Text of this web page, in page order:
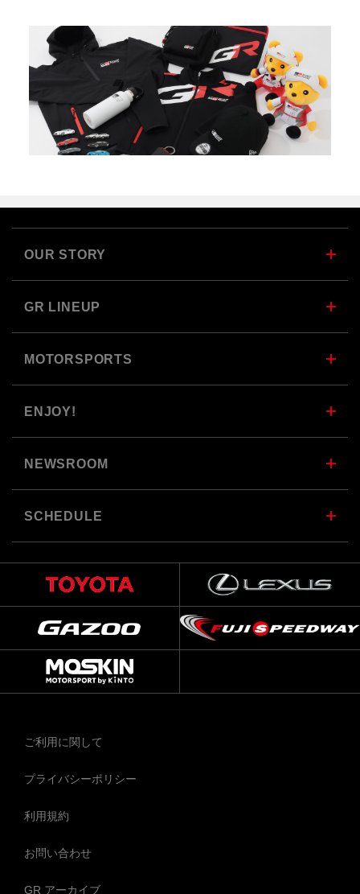
OUR STORY
GR LINEUP
MOTORSPORTS
ENJOY!
NEWSROOM
SCHEDULE
ご利用に関して
プライバシーポリシー
利用規約
お問い合わせ
GR アーカイブ